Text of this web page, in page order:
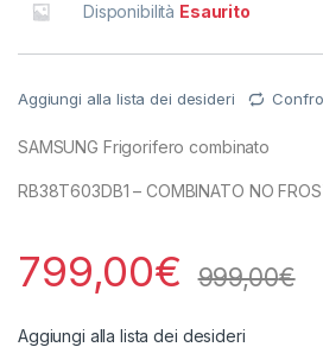
Disponibilità Esaurito
Aggiungi alla lista dei desideri
SAMSUNG Frigorifero combinato
RB38T603DB1 – COMBINATO NO
799,00€ 999,00€
Aggiungi alla lista dei desideri